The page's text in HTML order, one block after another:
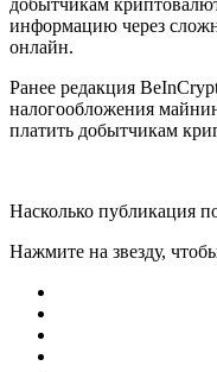
добытчикам
информацию через
онлайн.
Ранее редакция
налогообложения
платить добытчикам
Насколько публикация
Нажмите на звезду,